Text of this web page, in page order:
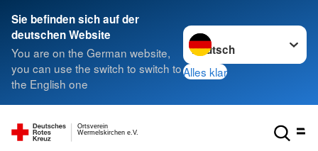
Sie befinden sich auf der
deutschen Website
You are on the German website,
you can use the switch to switch to
the English one
Sprache wechseln zu
Alles klar
Wermelskirchen e.V.
Ortsverein